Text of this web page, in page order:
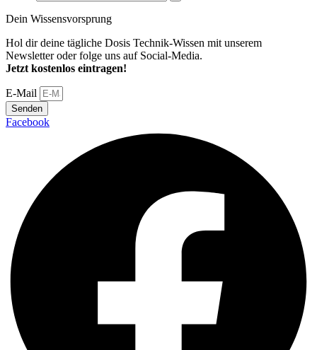
Dein Wissensvorsprung
Hol dir deine tägliche Dosis Technik-Wissen mit unserem
Newsletter oder folge uns auf Social-Media.
Jetzt kostenlos eintragen!
E-Mail
Senden
Facebook